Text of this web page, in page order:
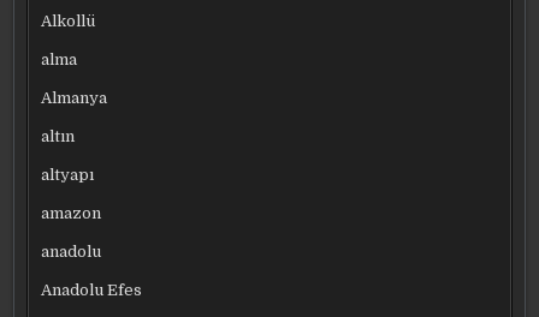
Alkollü
alma
Almanya
altın
altyapı
amazon
anadolu
Anadolu Efes